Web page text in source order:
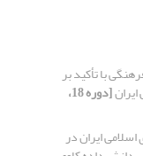
با تأکید بر
[دوره 18،
ایران در